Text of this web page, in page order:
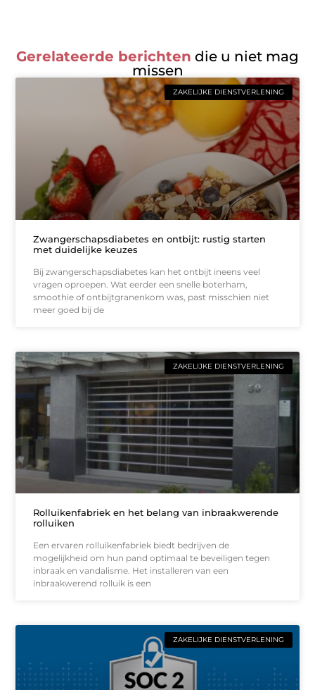
Gerelateerde berichten die u niet mag
missen
ZAKELIJKE DIENSTVERLENING
Zwangerschapsdiabetes en ontbijt: rustig starten
met duidelijke keuzes
Bij zwangerschapsdiabetes kan het ontbijt ineens veel
vragen oproepen. Wat eerder een snelle boterham,
smoothie of ontbijtgranenkom was, past misschien niet
meer goed bij de
ZAKELIJKE DIENSTVERLENING
Rolluikenfabriek en het belang van inbraakwerende
rolluiken
Een ervaren rolluikenfabriek biedt bedrijven de
mogelijkheid om hun pand optimaal te beveiligen tegen
inbraak en vandalisme. Het installeren van een
inbraakwerend rolluik is een
ZAKELIJKE DIENSTVERLENING